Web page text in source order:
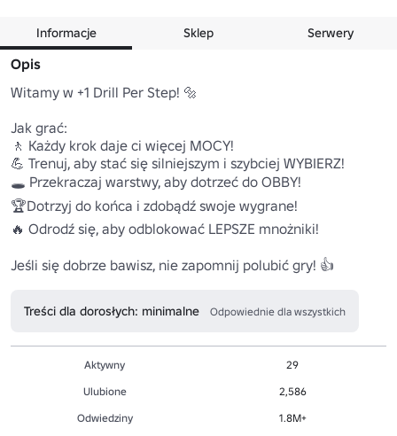
Informacje Sklep Serwery
Opis
Witamy w +1 Drill Per Step! 🔩
Jak grać:
🚶 Każdy krok daje ci więcej MOCY!
💪 Trenuj, aby stać się silniejszym i szybciej WYBIERZ!
🕳️ Przekraczaj warstwy, aby dotrzeć do OBBY!
🏆Dotrzyj do końca i zdobądź swoje wygrane!
🔥 Odrodź się, aby odblokować LEPSZE mnożniki!
Jeśli się dobrze bawisz, nie zapomnij polubić gry! 👍
Treści dla dorosłych: minimalne Odpowiednie dla wszystkich
Aktywny
29
Ulubione
2,586
Odwiedziny
1.8M+